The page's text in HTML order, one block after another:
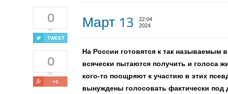
0
TWEET
0
+1
Март 13
22:04
2024
На России готовятся к так называемым
всячески пытаются получить и голоса
кого-то поощряют к участию в этих
вынуждены голосовать фактически под